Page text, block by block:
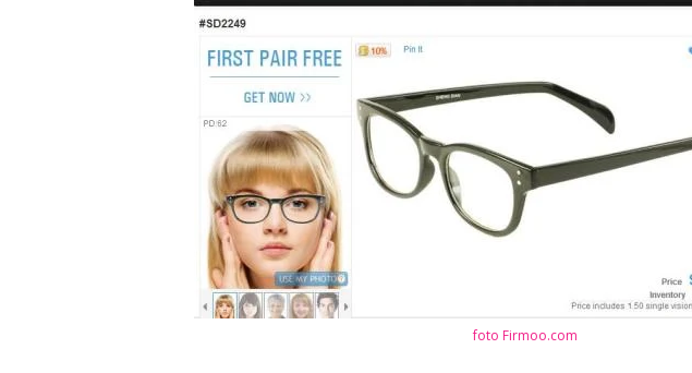
foto Firmoo.com